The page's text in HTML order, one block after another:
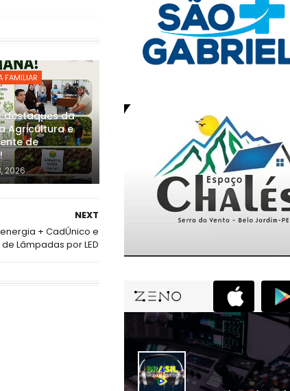
FAMILIAR
destaques da
Agricultura e
de
2026
NEXT
+ CadÚnico e
Lâmpadas por LED